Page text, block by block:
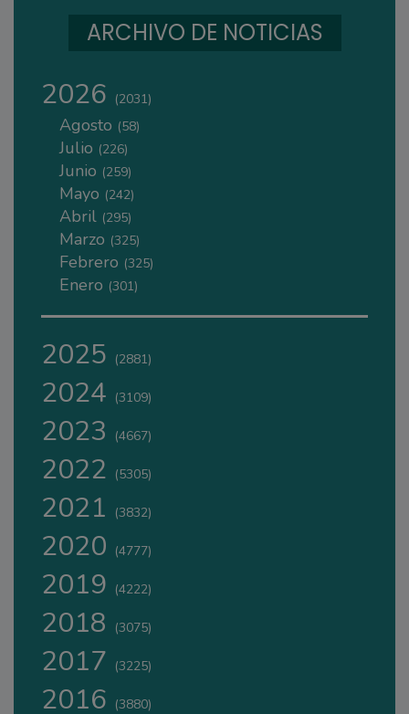
ARCHIVO DE NOTICIAS
2026 (2031)
Agosto (58)
Julio (226)
Junio (259)
Mayo (242)
Abril (295)
Marzo (325)
Febrero (325)
Enero (301)
2025 (2881)
2024 (3109)
2023 (4667)
2022 (5305)
2021 (3832)
2020 (4777)
2019 (4222)
2018 (3075)
2017 (3225)
2016 (3880)